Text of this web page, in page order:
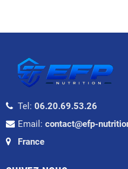
Tel: 06.20.69.53.26
Email: contact@efp-
France